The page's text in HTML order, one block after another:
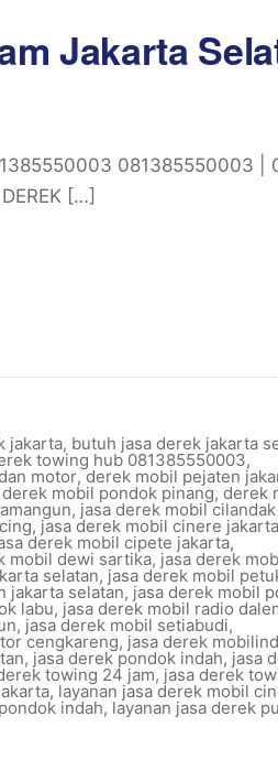
Jakarta
081385550003 |
[…]
jakarta, butuh jasa derek jakarta
towing hub 081385550003,
motor,derek mobil pejaten
derek mobil pondok pinang, derek
, jasa derek mobil
, jasa derek mobil cinere jakarta
derek mobil cipete jakarta,
mobil dewi sartika, jasa derek
selatan, jasa derek mobil
jakarta selatan, jasa derek mobil
labu, jasa derek mobil radio
, jasa derek mobil setiabudi,
cengkareng, jasa derek
, jasa derek pondok indah, jasa
towing 24 jam, jasa derek
, layanan jasa derek mobil
indah, layanan jasa derek